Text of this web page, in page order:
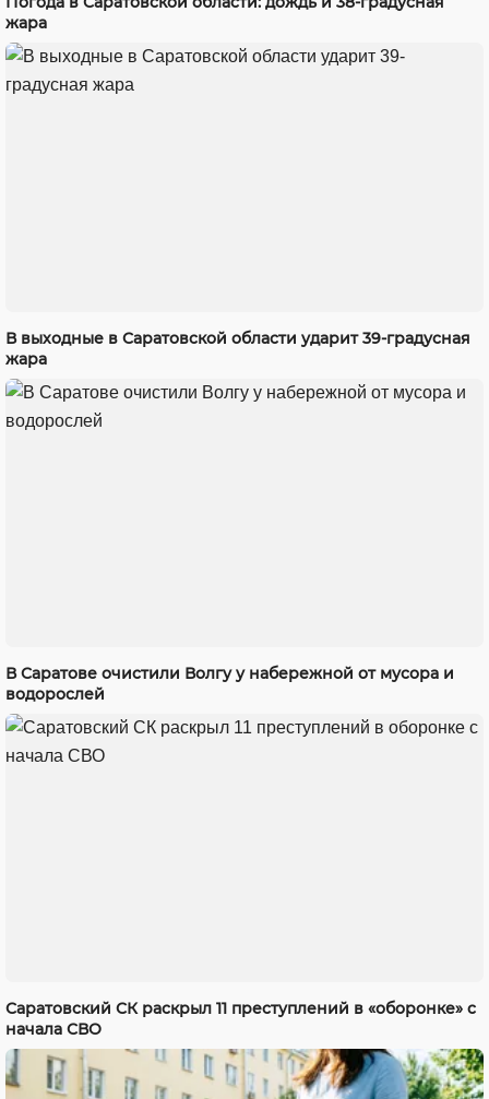
жара
В выходные в Саратовской области ударит 39-градусная
жара
В Саратове очистили Волгу у набережной от мусора и
водорослей
Саратовский СК раскрыл 11 преступлений в «оборонке» с
начала СВО